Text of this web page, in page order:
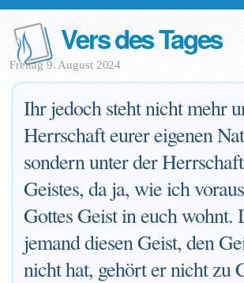
Vers des Tages
Freitag 9. August 2024
Ihr jedoch steht nicht mehr
Herrschaft eurer eigenen
sondern unter der
Geistes, da ja, wie ich
Gottes Geist in euch wohnt.
jemand diesen Geist, den
nicht hat, gehört er nicht zu